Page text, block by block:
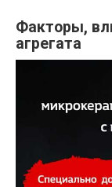
Факторы,
агрегата